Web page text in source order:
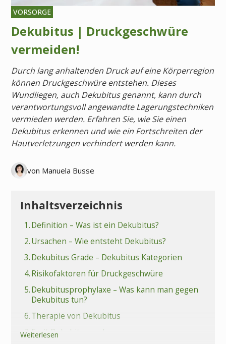
VORSORGE
Dekubitus | Druckgeschwüre
vermeiden!
Durch lang anhaltenden Druck auf eine Körperregion
können Druckgeschwüre entstehen. Dieses
Wundliegen, auch Dekubitus genannt, kann durch
verantwortungsvoll angewandte Lagerungstechniken
vermieden werden. Erfahren Sie, wie Sie einen
Dekubitus erkennen und wie ein Fortschreiten der
Hautverletzungen verhindert werden kann.
von Manuela Busse
Inhaltsverzeichnis
1.Definition – Was ist ein Dekubitus?
2.Ursachen – Wie entsteht Dekubitus?
3.Dekubitus Grade – Dekubitus Kategorien
4.Risikofaktoren für Druckgeschwüre
5.Dekubitusprophylaxe – Was kann man gegen
Dekubitus tun?
6.Therapie von Dekubitus
7.Fazit Dekubitus vorbeugen
Weiterlesen